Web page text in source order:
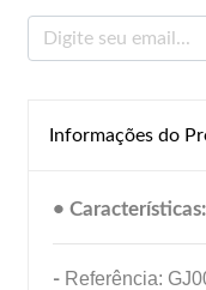
Informações do
• Características:
- Referência: